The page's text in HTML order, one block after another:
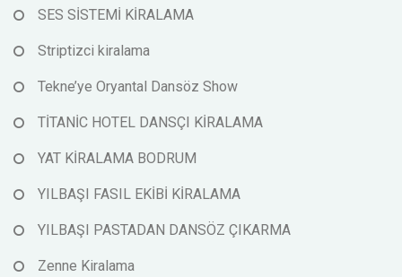
SES SİSTEMİ KİRALAMA
Striptizci kiralama
Tekne’ye Oryantal Dansöz Show
TİTANİC HOTEL DANSÇI KİRALAMA
YAT KİRALAMA BODRUM
YILBAŞI FASIL EKİBİ KİRALAMA
YILBAŞI PASTADAN DANSÖZ ÇIKARMA
Zenne Kiralama